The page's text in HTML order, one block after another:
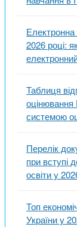
2026 році:
Таблиця
системою
Перелік
при вступі
освіти у
Топ
України у